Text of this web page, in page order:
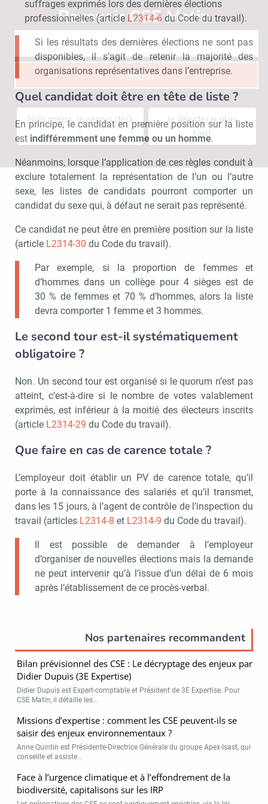
suffrages exprimés lors des dernières élections
professionnelles (article L2314-6du Code du travail).
Si les résultats des dernières élections ne sont pas
disponibles, il s’agit de retenir la majorité des
organisations représentatives dans l’entreprise.
Quel candidat doit être en tête de liste ?
En principe, le candidat en première position sur la liste
est indifféremment une femme ou un homme.
Néanmoins, lorsque l’application de ces règles conduit à
exclure totalement la représentation de l’un ou l’autre
sexe, les listes de candidats pourront comporter un
candidat du sexe qui, à défaut ne serait pas représenté.
Ce candidat ne peut être en première position sur la liste
(article L2314-30 du Code du travail).
Par exemple, si la proportion de femmes et
d’hommes dans un collège pour 4 sièges est de
30 % de femmes et 70 % d’hommes, alors la liste
devra comporter 1 femme et 3 hommes.
Le second tour est-il systématiquement
obligatoire ?
Non. Un second tour est organisé si le quorum n’est pas
atteint, c’est-à-dire si le nombre de votes valablement
exprimés, est inférieur à la moitié des électeurs inscrits
(article L2314-29 du Code du travail).
Que faire en cas de carence totale ?
L’employeur doit établir un PV de carence totale, qu’il
porte à la connaissance des salariés et qu’il transmet,
dans les 15 jours, à l’agent de contrôle de l’inspection du
travail (articles L2314-8 et L2314-9 du Code du travail).
Il est possible de demander à l’employeur
d’organiser de nouvelles élections mais la demande
ne peut intervenir qu’à l’issue d’un délai de 6 mois
après l’établissement de ce procès-verbal.
Nos partenaires recommandent
Bilan prévisionnel des CSE : Le décryptage des enjeux par
Didier Dupuis (3E Expertise)
Didier Dupuis est Expert-comptable et Président de 3E Expertise. Pour
CSE Matin, il détaille les...
Missions d’expertise : comment les CSE peuvent-ils se
saisir des enjeux environnementaux ?
Anne Quintin est Présidente-Directrice Générale du groupe Apex-Isast, qui
conseille et assiste...
Face à l’urgence climatique et à l’effondrement de la
biodiversité, capitalisons sur les IRP
Recevoir CSE Matin Abonnez-
Valider
Non merci, je reçois déjà
!
Je déciderai plus
tard